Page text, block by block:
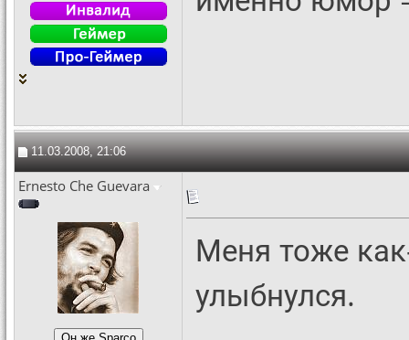
11.03.2008, 21:06
Ernesto Che Guevara
Меня тоже
улыбнулся.